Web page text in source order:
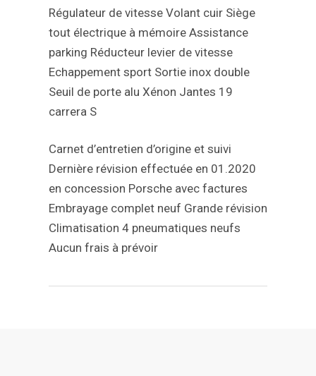
Régulateur de vitesse Volant cuir Siège
tout électrique à mémoire Assistance
parking Réducteur levier de vitesse
Echappement sport Sortie inox double
Seuil de porte alu Xénon Jantes 19
carrera S
Carnet d’entretien d’origine et suivi
Dernière révision effectuée en 01.2020
en concession Porsche avec factures
Embrayage complet neuf Grande révision
Climatisation 4 pneumatiques neufs
Aucun frais à prévoir